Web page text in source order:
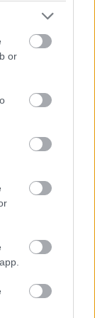
or
régóta